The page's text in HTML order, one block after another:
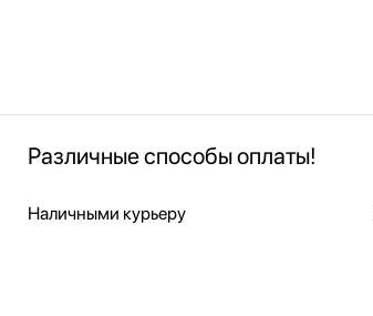
Различные способы оплаты!
Наличными курьеру